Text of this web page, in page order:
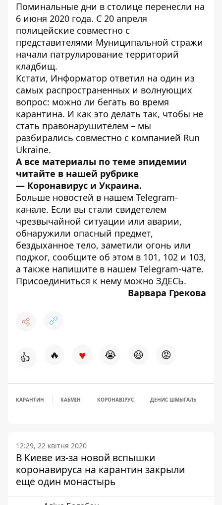
Поминальные дни в столице перенесли на
6 июня 2020 года. С 20 апреля
полицейские совместно с
представителями Муниципальной стражи
начали патрулирование территорий
кладбищ.
Кстати, Информатор ответил на один из
самых распространенных и волнующих
вопрос: можно ли бегать во время
карантина. И как это делать так, чтобы не
стать правонарушителем – мы
разбирались совместно с компанией Run
Ukraine.
А все материалы по теме эпидемии
читайте в нашей рубрике
— Коронавирус и Украина.
Больше новостей в нашем Telegram-
канале. Если вы стали свидетелем
чрезвычайной ситуации или аварии,
обнаружили опасный предмет,
бездыханное тело, заметили огонь или
поджог, сообщите об этом в 101, 102 и 103,
а также напишите в нашем Telegram-чате.
Присоединиться к нему можно ЗДЕСЬ.
Варвара Грекова
👍 🔥 ♥ 😭 😆 😡
КАРАНТИН КАБМІН КОРОНАВІРУС ДЕНИС ШМЫГАЛЬ
12:29, 22 квітня 2020
В Киеве из-за новой вспышки
коронавируса на карантин закрыли
еще один монастырь